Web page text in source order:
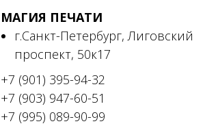
МАГИЯ ПЕЧАТИ
г.Санкт-Петербург, Лиговский
проспект, 50к17
+7 (901) 395-94-32
+7 (903) 947-60-51
+7 (995) 089-90-99